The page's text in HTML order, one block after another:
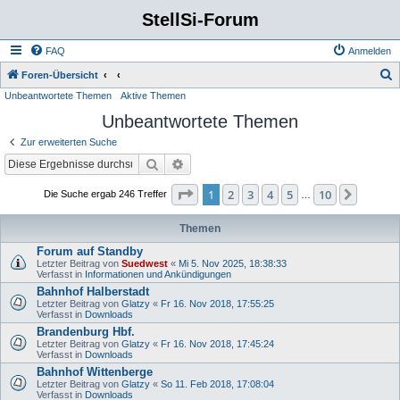
StellSi-Forum
FAQ Anmelden
Foren-Übersicht
Unbeantwortete Themen Aktive Themen
Unbeantwortete Themen
Zur erweiterten Suche
Suche
Die Suche ergab 246 Treffer Seite 1von 10
1 2 3 4 5 10
Themen
Forum auf Standby
Letzter Beitrag von Suedwest « Mi 5. Nov 2025, 18:38:33
Verfasst in Informationen und Ankündigungen
Bahnhof Halberstadt
Letzter Beitrag von Glatzy « Fr 16. Nov 2018, 17:55:25
Verfasst in Downloads
Brandenburg Hbf.
Letzter Beitrag von Glatzy « Fr 16. Nov 2018, 17:45:24
Verfasst in Downloads
Bahnhof Wittenberge
Letzter Beitrag von Glatzy « So 11. Feb 2018, 17:08:04
Verfasst in Downloads